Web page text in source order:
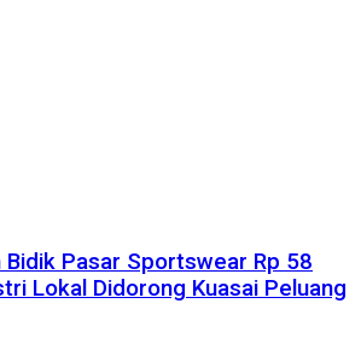
Bidik Pasar Sportswear Rp 58
Lokal Didorong Kuasai Peluang